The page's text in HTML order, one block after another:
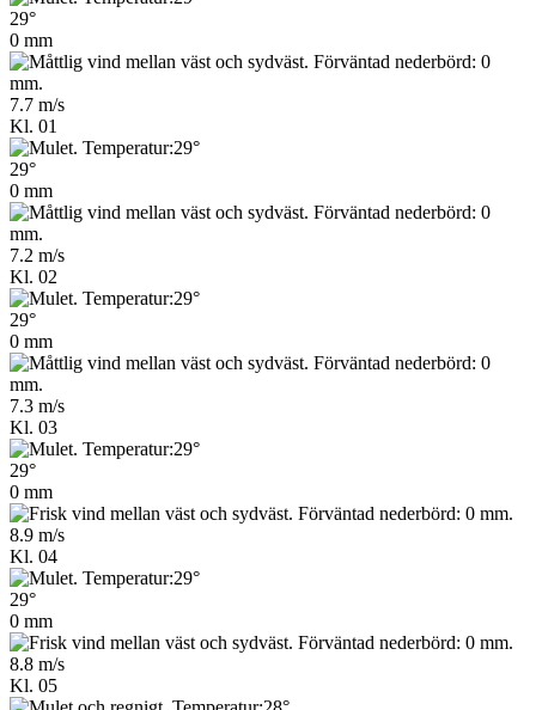
29°
0 mm
7.7 m/s
Kl. 01
29°
0 mm
7.2 m/s
Kl. 02
29°
0 mm
7.3 m/s
Kl. 03
29°
0 mm
8.9 m/s
Kl. 04
29°
0 mm
8.8 m/s
Kl. 05